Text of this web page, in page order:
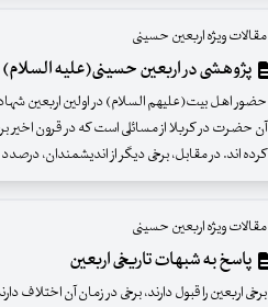
مقالات ویژه اربعین حسینی
پژوهشی در اربعین حسینی(علیه السلام)
حضور اهل بیت(علیهم السلام) در اولین اربعین
آن حضرت در کربلا از مسائلی است که در قرون
کرده اند. در مقابل، برخی دیگر از اندیشمندان،
مقالات ویژه اربعین حسینی
پاسخ به شبهات تاریخی اربعین
برخی اربعین را قبول دارند، برخی در زمان آن اختلاف